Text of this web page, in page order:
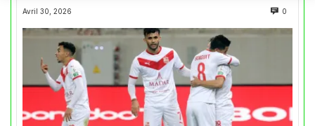
Avril 30, 2026 0